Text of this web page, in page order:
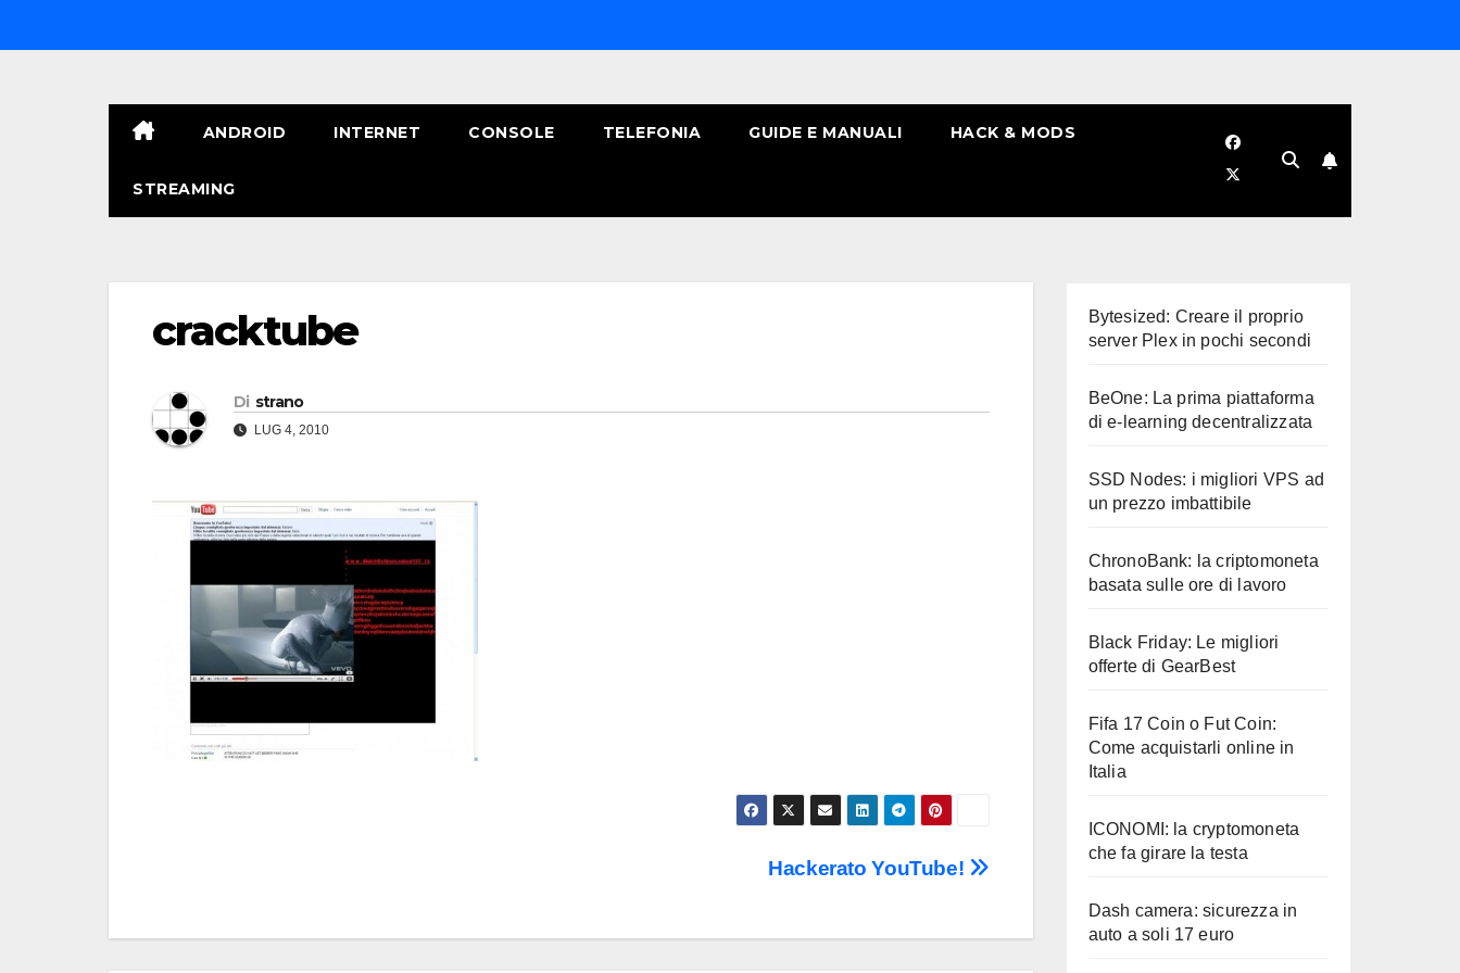
al
ANDROID INTERNET CONSOLE TELEFONIA GUIDE E MANUALI HACK & MODS
STREAMING
cracktube
Di strano
LUG 4, 2010
Hackerato YouTube!
Bytesized: Creare il proprio
server Plex in pochi secondi
BeOne: La prima piattaforma
di e-learning decentralizzata
SSD Nodes: i migliori VPS ad
un prezzo imbattibile
ChronoBank: la criptomoneta
basata sulle ore di lavoro
Black Friday: Le migliori
offerte di GearBest
Fifa 17 Coin o Fut Coin:
Come acquistarli online in
Italia
ICONOMI: la cryptomoneta
che fa girare la testa
Dash camera: sicurezza in
auto a soli 17 euro